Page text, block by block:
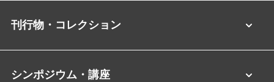
刊行物・コレクション
シンポジウム・講座